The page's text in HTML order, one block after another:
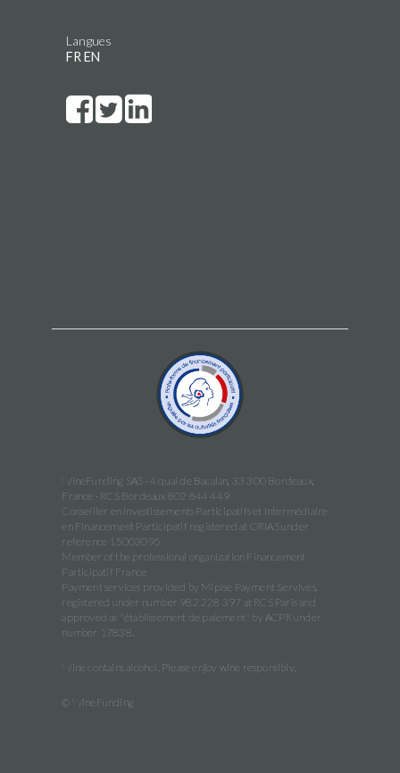
Langues
FR EN
WineFunding SAS · 4 quai de Bacalan, 33 300 Bordeaux,
France · RCS Bordeaux 802 844 449
Conseiller en Investissements Participatifs et Intermédiaire
en Financement Participatif registered at ORIAS under
reference 15003095
Member of the professional organization Financement
Participatif France
Payment services provided by Mipise Payment Servives,
registered under number 982 228 397 at RCS Paris and
approved as "établissement de paiement" by ACPR under
number 17838.
Wine contains alcohol. Please enjoy wine responsibly.
© WineFunding